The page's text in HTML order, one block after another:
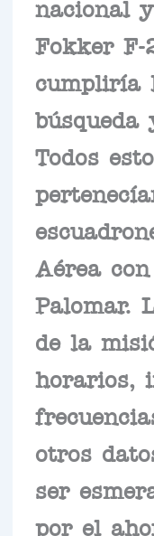
nacional
Fokker F-
cumpliría
búsqueda
Todos
Aérea
Palomar.
de la
horarios,
otros
ser
por el